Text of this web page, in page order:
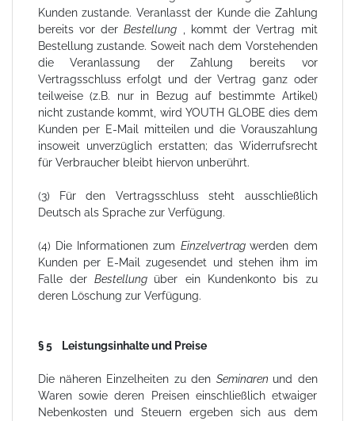
Kunden zustande. Veranlasst der Kunde die Zahlung
bereits vor derBestellung
, kommt der Vertrag mit
Bestellung zustande. Soweit nach dem Vorstehenden
die Veranlassung der Zahlung bereits vor
Vertragsschluss erfolgt und der Vertrag ganz oder
teilweise (z.B. nur in Bezug auf bestimmte Artikel)
nicht zustande kommt, wird YOUTH GLOBE dies dem
Kunden per E-Mail mitteilen und die Vorauszahlung
insoweit unverzüglich erstatten; das Widerrufsrecht
für Verbraucher bleibt hiervon unberührt.
(3) Für den Vertragsschluss steht ausschließlich
Deutsch als Sprache zur Verfügung.
(4) Die Informationen zum Einzelvertragwerden dem
Kunden per E-Mail zugesendet und stehen ihm im
Falle derBestellung über ein Kundenkonto bis zu
deren Löschung zur Verfügung.
§ 5 Leistungsinhalte und Preise
Die näheren Einzelheiten zu den Seminaren und den
Waren sowie deren Preisen einschließlich etwaiger
Nebenkosten und Steuern ergeben sich aus dem